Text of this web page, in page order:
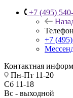
+7 (495)
+7
Контактная
Пн-Пт 11-20
Сб 11-18
Вс - выходной